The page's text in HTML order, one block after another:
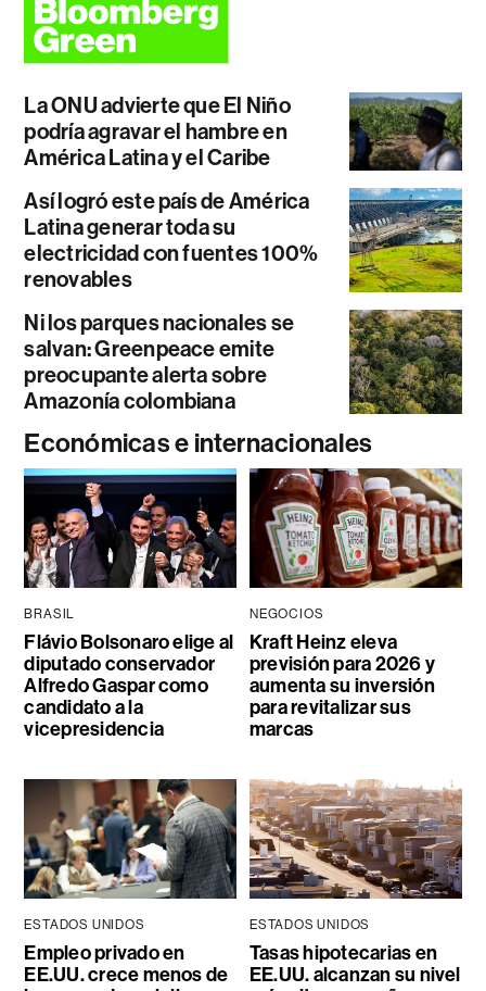
La ONU advierte que El Niño
podría agravar el hambre en
América Latina y el Caribe
Así logró este país de América
Latina generar toda su
electricidad con fuentes 100%
renovables
Ni los parques nacionales se
salvan: Greenpeace emite
preocupante alerta sobre
Amazonía colombiana
Económicas e internacionales
BRASIL
Flávio Bolsonaro elige al
diputado conservador
Alfredo Gaspar como
candidato a la
vicepresidencia
NEGOCIOS
Kraft Heinz eleva
previsión para 2026 y
aumenta su inversión
para revitalizar sus
marcas
ESTADOS UNIDOS
Empleo privado en
EE.UU. crece menos de
ESTADOS UNIDOS
Tasas hipotecarias en
EE.UU. alcanzan su nivel